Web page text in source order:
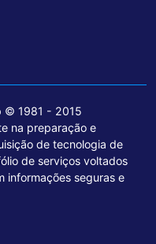
© 1981 - 2015
na preparação e
de tecnologia de
de serviços voltados
informações seguras e